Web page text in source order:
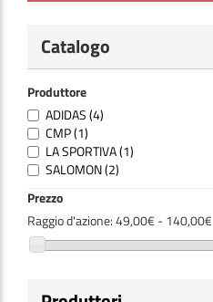
Catalogo
Produttore
ADIDAS(4)
CMP(1)
LA SPORTIVA(1)
SALOMON(2)
Prezzo
Raggio d'azione:49,00€ - 140,00€